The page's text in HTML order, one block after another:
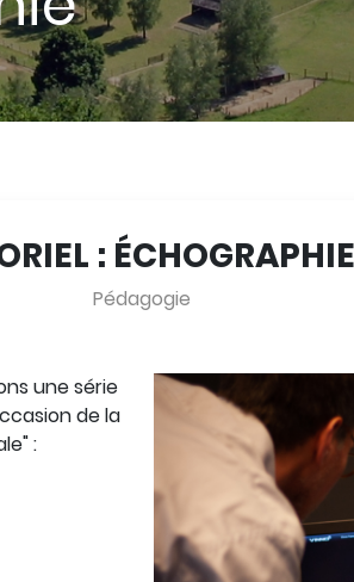
: ÉCHOGRAPHIE
Pédagogie
une série
de la
: